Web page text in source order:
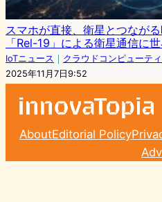
スマホが直接、衛星とつなが
「Rel-19」による衛星通信に
IoTニュース ｜ クラウドコンピューテ
2025年11月7日9:52
AboutEditorial Policy